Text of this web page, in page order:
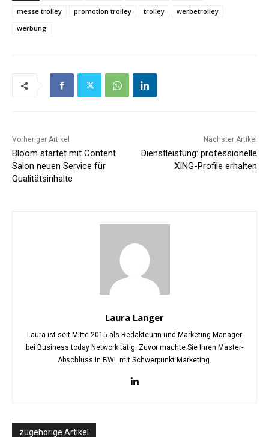
messe trolley promotion trolley trolley
werbetrolley
werbung
Vorheriger Artikel
Bloom startet mit Content
Salon neuen Service für
Qualitätsinhalte
Nächster Artikel
Dienstleistung: professionelle
XING-Profile erhalten
Laura Langer
Laura ist seit Mitte 2015 als Redakteurin und Marketing Manager
bei Business.today Network tätig. Zuvor machte Sie Ihren Master-
Abschluss in BWL mit Schwerpunkt Marketing.
zugehörige Artikel